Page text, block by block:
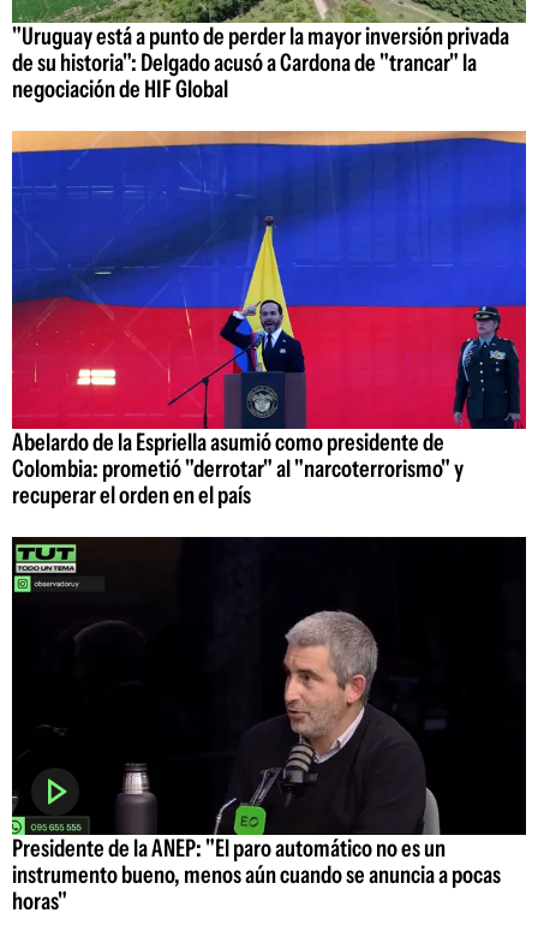
"Uruguay está a punto de perder la mayor inversión privada
de su historia": Delgado acusó a Cardona de "trancar" la
negociación de HIF Global
Abelardo de la Espriella asumió como presidente de
Colombia: prometió "derrotar" al "narcoterrorismo" y
recuperar el orden en el país
Presidente de la ANEP: "El paro automático no es un
instrumento bueno, menos aún cuando se anuncia a pocas
horas"